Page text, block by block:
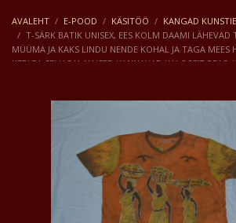
AVALEHT E-POOD KÄSITÖÖ
KANGAD
T-SÄRK BATIK UNISEX, EES KOLM DAAMI LÄHEVAD
MÜÜMA JA KAKS LINDU NENDE KOHAL JA TAGA MEES
KEPIGA SELJAS JA NAISED KANNAVAD KALOSSIT